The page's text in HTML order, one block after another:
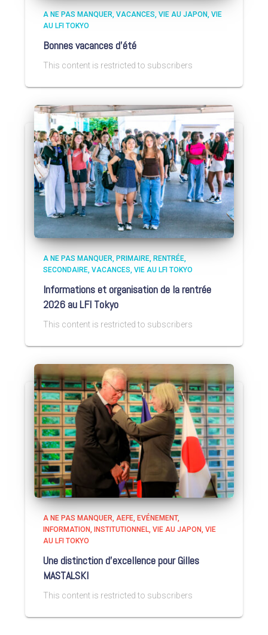
A NE PAS MANQUER VACANCES VIE AU JAPON VIE
AU LFI TOKYO
Bonnes vacances d’été
This content is restricted to subscribers
A NE PAS MANQUER PRIMAIRE RENTRÉE
SECONDAIRE VACANCES VIE AU LFI TOKYO
Informations et organisation de la rentrée
2026 au LFI Tokyo
This content is restricted to subscribers
A NE PAS MANQUER AEFE EVÉNEMENT
INFORMATION
INSTITUTIONNEL VIE AU JAPON VIE
AU LFI TOKYO
Une distinction d’excellence pour Gilles
MASTALSKI
This content is restricted to subscribers